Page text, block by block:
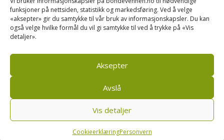
funksjoner på nettsiden, statistikk og markedsføring. Ved å velge
«aksepter» gir du samtykke til vår bruk av informasjonskapsler. Du kan
også velge hvilke formål du vil gi samtykke til ved å trykke på «Vis
detaljer».
Aksepter
Avslå
Vis detaljer
CookieerklæringPersonvern
Kusignal
om kusignal i eit eige hefte.
Bondevennen AS, Pb 208, sentrum, 4001 Stavanger
Personvern og cookies regler